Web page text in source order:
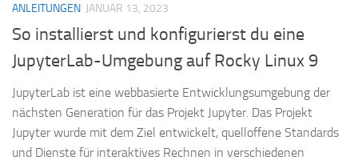
ANLEITUNGEN JANUAR 13, 2023
So installierst und konfigurierst du eine
JupyterLab-Umgebung auf Rocky Linux 9
JupyterLab ist eine webbasierte Entwicklungsumgebung der
nächsten Generation für das Projekt Jupyter. Das Projekt
Jupyter wurde mit dem Ziel entwickelt, quelloffene Standards
und Dienste für interaktives Rechnen in verschiedenen